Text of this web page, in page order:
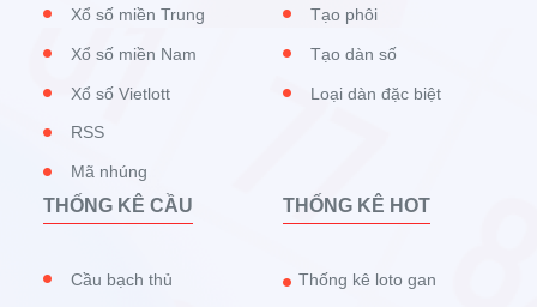
Xổ số miền Trung
Xổ số miền Nam
Xổ số Vietlott
RSS
Mã nhúng
Tạo phôi
Tạo dàn số
Loại dàn đặc biệt
THỐNG KÊ CẦU
Cầu bạch thủ
THỐNG KÊ HOT
Thống kê loto gan